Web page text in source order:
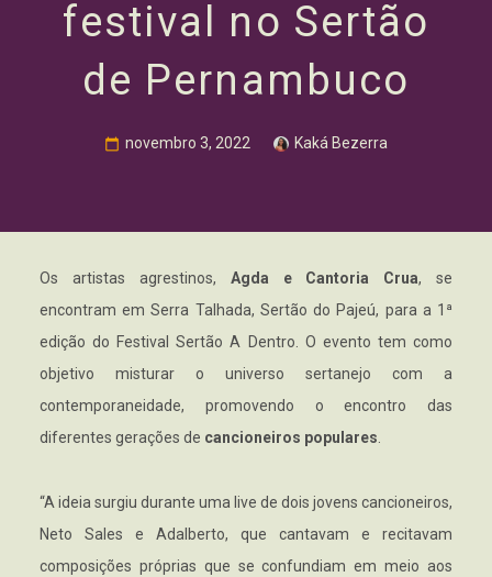
festival no Sertão
de Pernambuco
novembro 3, 2022 Kaká Bezerra
Os artistas agrestinos, Agda e Cantoria Crua, se
encontram em Serra Talhada, Sertão do Pajeú, para a 1ª
edição do Festival Sertão A Dentro. O evento tem como
objetivo misturar o universo sertanejo com a
contemporaneidade, promovendo o encontro das
diferentes gerações de cancioneiros populares
“A ideia surgiu durante uma live de dois jovens cancioneiros,
Neto Sales e Adalberto, que cantavam e recitavam
composições próprias que se confundiam em meio aos